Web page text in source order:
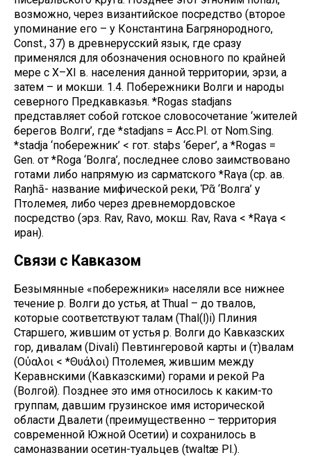
возможно, через византийское посредство (второе
упоминание его – у Константина Багрянородного,
Сonst., 37) в древнерусский язык, где сразу
применялся для обозначения основного по крайней
мере с X–XI в. населения данной территории, эрзи, а
затем – и мокши. 1.4. Побережники Волги и народы
северного Предкавказья. *Rogas stadjans
представляет собой готское словосочетание ‘жителей
берегов Волги’, где *stadjans = Acc.Pl. от Nom.Sing.
*stadja ‘побережник’ < гот. staþs ‘берег’, а *Rogas =
Gen. от *Roga ‘Волга’, последнее слово заимствовано
готами либо напрямую из сарматского *Raγa (ср. ав.
Raŋhā- название мифической реки, Ῥᾶ ‘Волга’ у
Птолемея, либо через древнемордовское
посредство (эрз. Rav, Ravo, мокш. Rav, Rava < *Raγa <
иран).
Связи с Кавказом
Безымянные «побережники» населяли все нижнее
течение р. Волги до устья, at Thual – до твалов,
которые соответствуют талам (Thal(l)i) Плиния
Старшего, жившим от устья р. Волги до Кавказских
гор, дивалам (Divali) Певтингеровой карты и (т)валам
(Οὐαλοι < *Θυάλοι) Птолемея, жившим между
Керавнскими (Кавказскими) горами и рекой Ра
(Волгой). Позднее это имя относилось к каким-то
группам, давшим грузинское имя исторической
области Двалети (преимущественно – территория
современной Южной Осетии) и сохранилось в
самоназвании осетин-туальцев (twaltæ Pl.).